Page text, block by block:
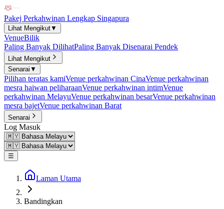
Pakej Perkahwinan Lengkap Singapura
Lihat Mengikut▼
VenueBilik
Paling Banyak DilihatPaling Banyak Disenarai Pendek
Lihat Mengikut
Senarai ▼
Pilihan teratas kamiVenue perkahwinan CinaVenue perkahwinan
mesra haiwan peliharaanVenue perkahwinan intimVenue
perkahwinan MelayuVenue perkahwinan besarVenue perkahwinan
mesra bajetVenue perkahwinan Barat
Senarai
Log Masuk
☰
Laman Utama
Bandingkan